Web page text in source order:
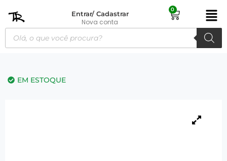
Entrar/ Cadastrar
Nova conta
0
EM ESTOQUE